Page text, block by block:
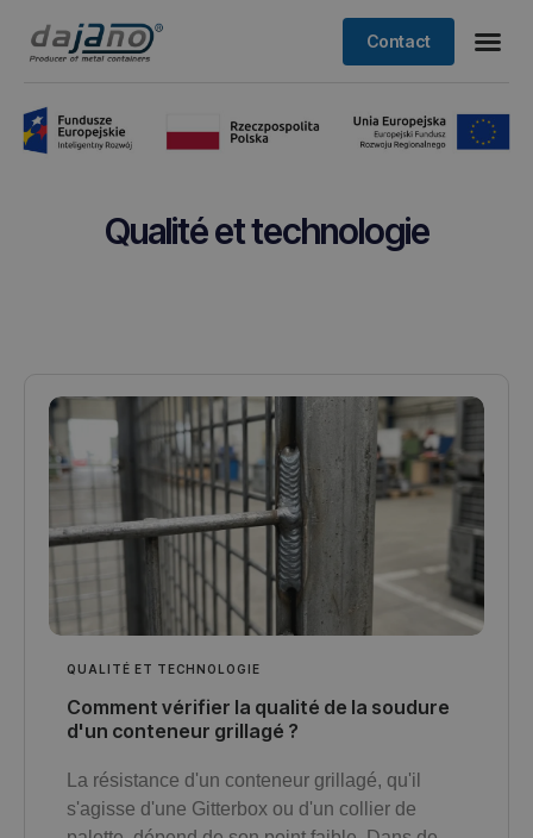
Contact
Qualité et technologie
QUALITÉ ET TECHNOLOGIE
Comment vérifier la qualité de la soudure
d'un conteneur grillagé ?
La résistance d'un conteneur grillagé, qu'il
s'agisse d'une Gitterbox ou d'un collier de